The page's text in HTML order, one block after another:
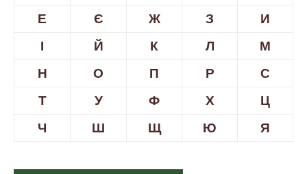
Е
Є Ж З
И
І
Й К Л
М
Н
О П Р
С
Т
У Ф Х
Ц
Ч
Ш Щ Ю Я